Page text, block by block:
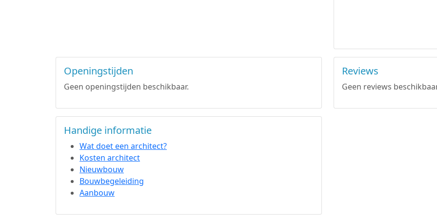
Openingstijden
Geen openingstijden beschikbaar.
Handige informatie
Wat doet een architect?
Kosten architect
Nieuwbouw
Bouwbegeleiding
Aanbouw
Reviews
Geen reviews